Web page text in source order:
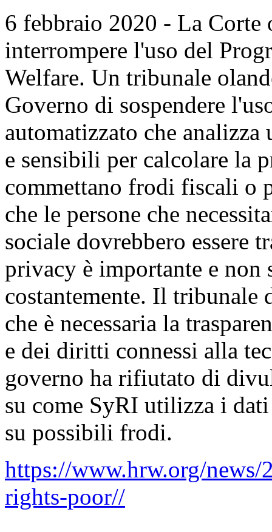
6 febbraio 2020 - La Corte
interrompere l'uso del
Welfare. Un tribunale
Governo di sospendere
automatizzato che
e sensibili per calcolare la
commettano frodi fiscali o
che le persone che
sociale dovrebbero essere
privacy è importante e non
costantemente. Il
che è necessaria la
e dei diritti connessi alla
governo ha rifiutato di
su come SyRI utilizza i
su possibili frodi.
https://www.hrw.org/
rights-poor//